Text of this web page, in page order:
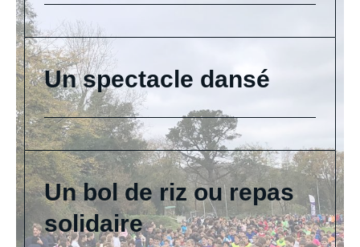
Un spectacle dansé
Un bol de riz ou repas
solidaire